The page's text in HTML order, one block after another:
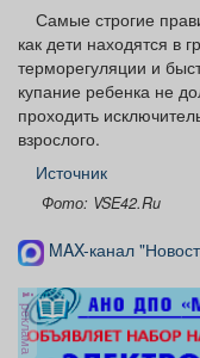
Самые строгие
как дети находятся в
терморегуляции и
купание ребенка не
проходить
взрослого.
Источник
Фото: VSE42.Ru
MAX-канал
реклама